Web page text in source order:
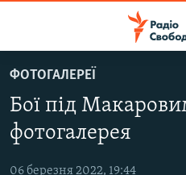
до
основного
матеріалу
Перейти
до
ВСЕ ЗА ДОБУ
СТАТТІ
ФОТОГАЛЕРЕЇ
Бої під
фотогалерея
06 березня 2022, 19:44